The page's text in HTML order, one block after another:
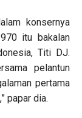
konsernya
itu bakalan
Titi DJ.
pelantun
pertama
papar dia.